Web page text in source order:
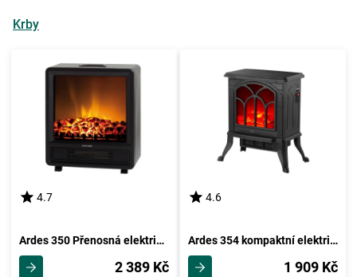
Krby
4.7
Ardes 350 Přenosná elektrická krbová kamna, 44,5 x 37 cm
2 389 Kč
4.6
Ardes 354 kompaktní elektrická krbová kamna
1 909 Kč